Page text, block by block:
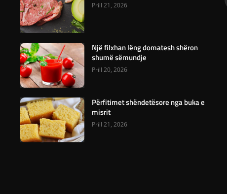
Prill 21, 2026
Një filxhan lëng domatesh shëron
shumë sëmundje
Prill 20, 2026
Përfitimet shëndetësore nga buka e
misrit
Prill 21, 2026